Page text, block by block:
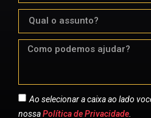
Ao selecionar a caixa ao lado
nossaPolítica de Privacidade